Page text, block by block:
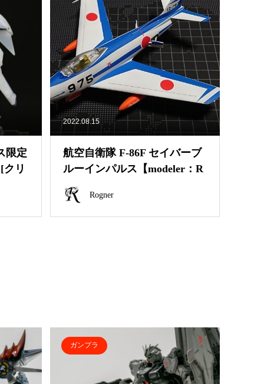
限定
リ
2022.08.15
航空自衛隊 F-86F セイバーブ
ルーインパルス【modeler：R
ogner】
Rogner
ガンプラ